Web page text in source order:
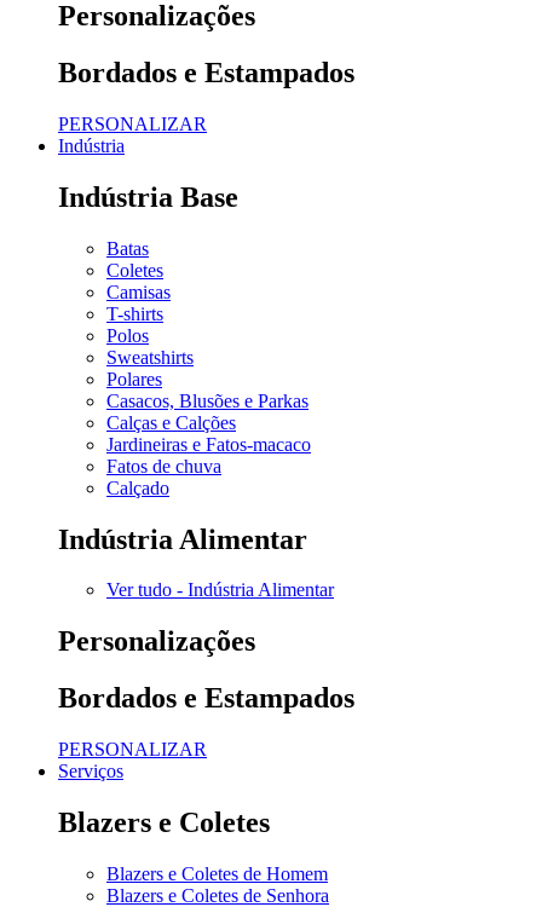
Personalizações
Bordados e Estampados
PERSONALIZAR
Indústria
Indústria Base
Batas
Coletes
Camisas
T-shirts
Polos
Sweatshirts
Polares
Casacos, Blusões e Parkas
Calças e Calções
Jardineiras e Fatos-macaco
Fatos de chuva
Calçado
Indústria Alimentar
Ver tudo - Indústria Alimentar
Personalizações
Bordados e Estampados
PERSONALIZAR
Serviços
Blazers e Coletes
Blazers e Coletes de Homem
Blazers e Coletes de Senhora